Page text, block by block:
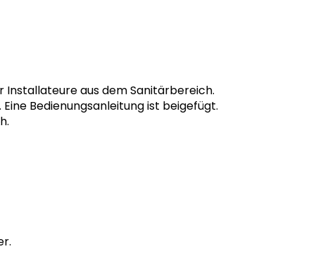
Installateure aus dem Sanitärbereich.
Bedienungsanleitung ist beigefügt.